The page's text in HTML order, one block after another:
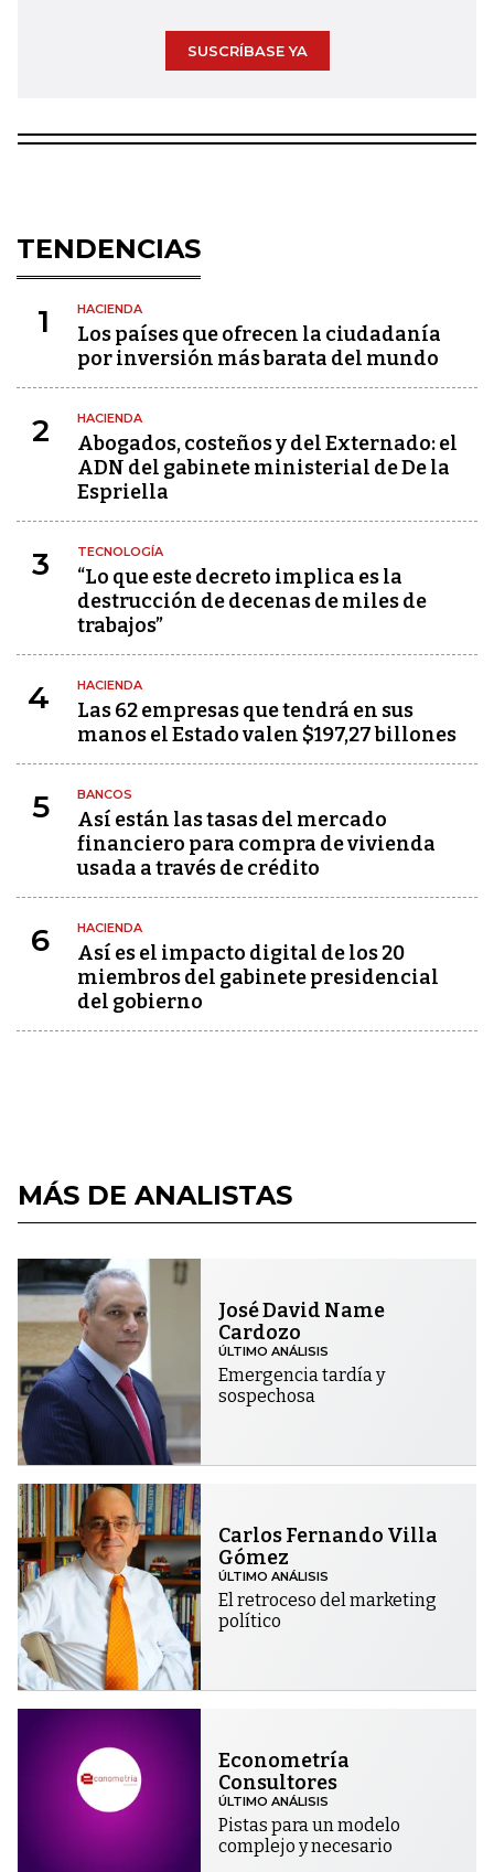
SUSCRÍBASE YA
TENDENCIAS
1 HACIENDA
Los países que ofrecen la ciudadanía
por inversión más barata del mundo
2 HACIENDA
Abogados, costeños y del Externado: el
ADN del gabinete ministerial de De la
Espriella
3 TECNOLOGÍA
“Lo que este decreto implica es la
destrucción de decenas de miles de
trabajos”
4 HACIENDA
Las 62 empresas que tendrá en sus
manos el Estado valen $197,27 billones
5 BANCOS
Así están las tasas del mercado
financiero para compra de vivienda
usada a través de crédito
6 HACIENDA
Así es el impacto digital de los 20
miembros del gabinete presidencial
del gobierno
MÁS DE ANALISTAS
José David Name
Cardozo
ÚLTIMO ANÁLISIS
Emergencia tardía y
sospechosa
Carlos Fernando Villa
Gómez
ÚLTIMO ANÁLISIS
El retroceso del marketing
político
Econometría
Consultores
ÚLTIMO ANÁLISIS
Pistas para un modelo
complejo y necesario